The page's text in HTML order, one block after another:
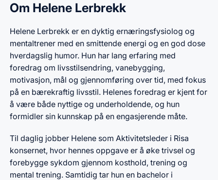
Om Helene Lerbrekk
Helene Lerbrekk er en dyktig ernæringsfysiolog og
mentaltrener med en smittende energi og en god dose
hverdagslig humor. Hun har lang erfaring med
foredrag om livsstilsendring, vanebygging,
motivasjon, mål og gjennomføring over tid, med fokus
på en bærekraftig livsstil. Helenes foredrag er kjent for
å være både nyttige og underholdende, og hun
formidler sin kunnskap på en engasjerende måte.
Til daglig jobber Helene som Aktivitetsleder i Risa
konsernet, hvor hennes oppgave er å øke trivsel og
forebygge sykdom gjennom kosthold, trening og
mental trening. Samtidig tar hun en bachelor i